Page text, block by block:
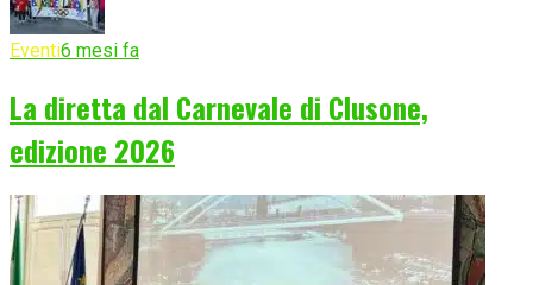
Eventi6 mesi fa
La diretta dal Carnevale di Clusone,
edizione 2026